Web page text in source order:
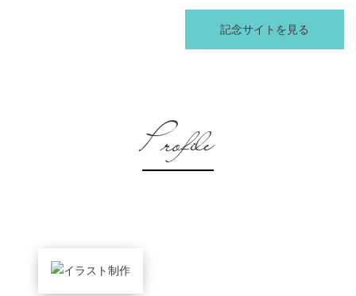
記念サイトを見る
Profile